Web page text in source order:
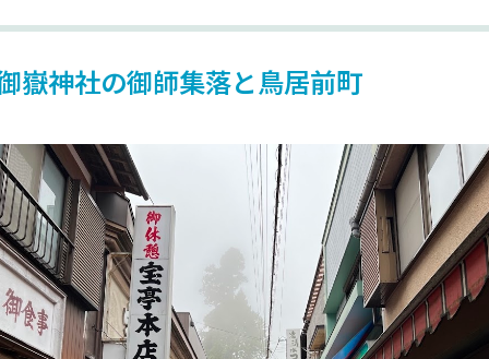
嶽神社の御師集落と鳥居前町